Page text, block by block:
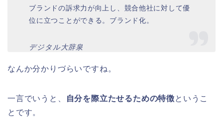
ブランドの訴求力が向上し、競合他社に対して優
位に立つことができる。ブランド化。
デジタル大辞泉
なんか分かりづらいですね。
一言でいうと、 自分を際立たせるための特徴というこ
とです。